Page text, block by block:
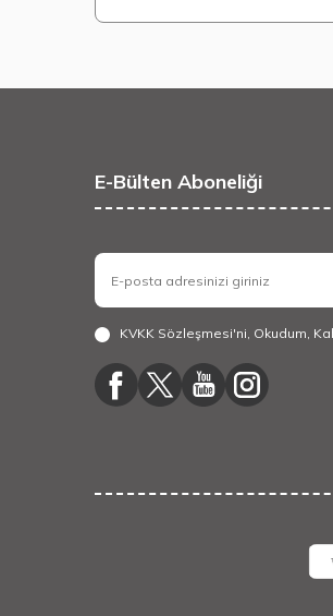
E-Bülten Aboneliği
KVKK Sözleşmesi'ni, Okudum,